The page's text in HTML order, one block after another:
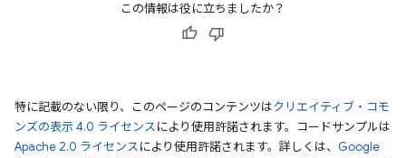
この情報は役に立ちましたか？
特に記載のない限り、このページのコンテンツはクリエイティブ・コモ
ンズの表示 4.0 ライセンスにより使用許諾されます。コードサンプルは
Apache 2.0 ライセンスにより使用許諾されます。詳しくは、 Google